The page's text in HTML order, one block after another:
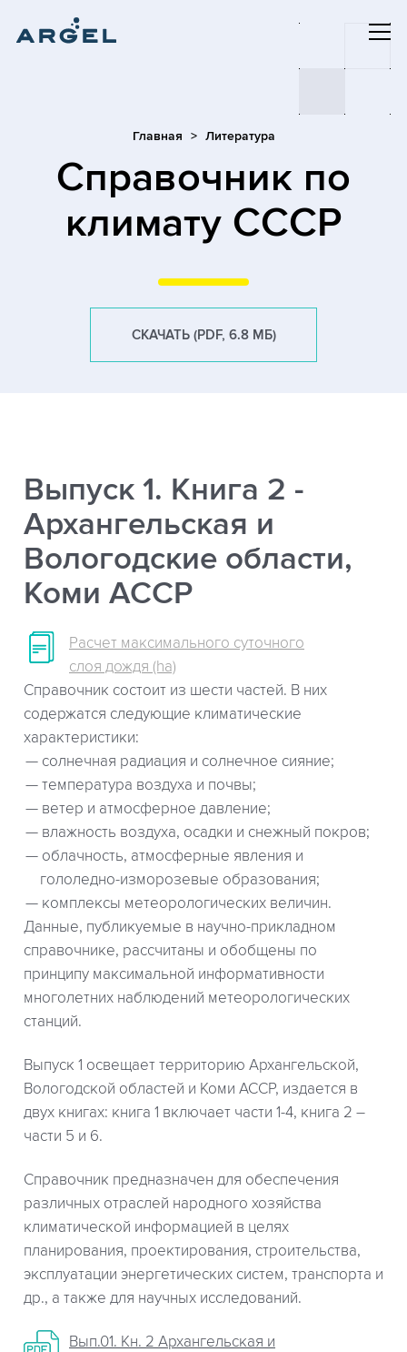
Главная Литература
Cправочник по
климату СССР
СКАЧАТЬ (PDF, 6.8 МБ)
Выпуск 1. Книга 2 -
Архангельская и
Вологодские области,
Коми АССР
Расчет максимального суточного
слоя дождя (ha)
Справочник состоит из шести частей. В них
содержатся следующие климатические
характеристики:
солнечная радиация и солнечное сияние;
температура воздуха и почвы;
ветер и атмосферное давление;
влажность воздуха, осадки и снежный покров;
облачность, атмосферные явления и
гололедно-изморозевые образования;
комплексы метеорологических величин.
Данные, публикуемые в научно-прикладном
справочнике, рассчитаны и обобщены по
принципу максимальной информативности
многолетних наблюдений метеорологических
станций.
Выпуск 1 освещает территорию Архангельской,
Вологодской областей и Коми АССР, издается в
двух книгах: книга 1 включает части 1-4, книга 2 –
части 5 и 6.
Справочник предназначен для обеспечения
различных отраслей народного хозяйства
климатической информацией в целях
планирования, проектирования, строительства,
эксплуатации энергетических систем, транспорта и
др., а также для научных исследований.
Вып.01. Кн. 2 Архангельская и